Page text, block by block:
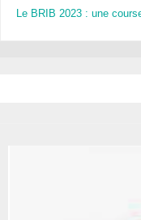
Le BRIB 2023 : une